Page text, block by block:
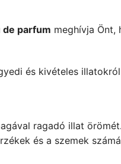
de parfum meghívja Önt,
és kivételes
ragadó illat
és a szemek